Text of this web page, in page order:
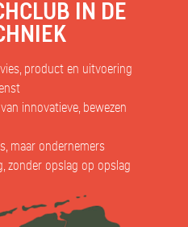
IN DE
product en uitvoering
innovatieve, bewezen
maar ondernemers
zonder opslag op opslag